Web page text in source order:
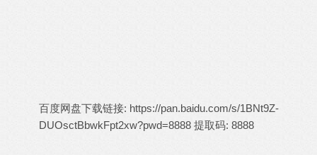
百度网盘下载链接: https://pan.baidu.com/s/1BNt9Z-
DUOsctBbwkFpt2xw?pwd=8888 提取码: 8888